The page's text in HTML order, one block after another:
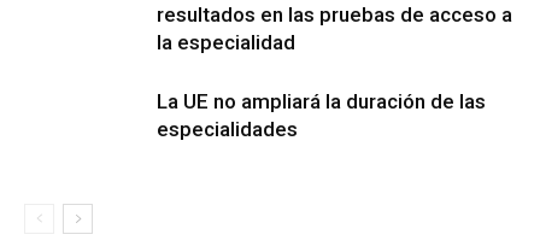
resultados en las pruebas de acceso a
la especialidad
La UE no ampliará la duración de las
especialidades